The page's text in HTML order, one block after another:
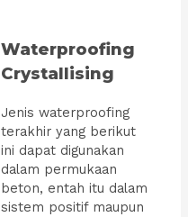
Waterproofing
Crystallising
Jenis waterproofing
terakhir yang berikut
ini dapat digunakan
dalam permukaan
beton, entah itu dalam
sistem positif maupun